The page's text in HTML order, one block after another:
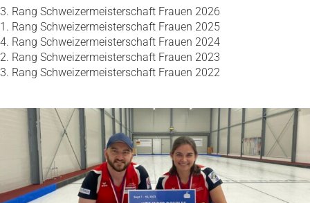
3. Rang Schweizermeisterschaft Frauen 2026
1. Rang Schweizermeisterschaft Frauen 2025
4. Rang Schweizermeisterschaft Frauen 2024
2. Rang Schweizermeisterschaft Frauen 2023
3. Rang Schweizermeisterschaft Frauen 2022